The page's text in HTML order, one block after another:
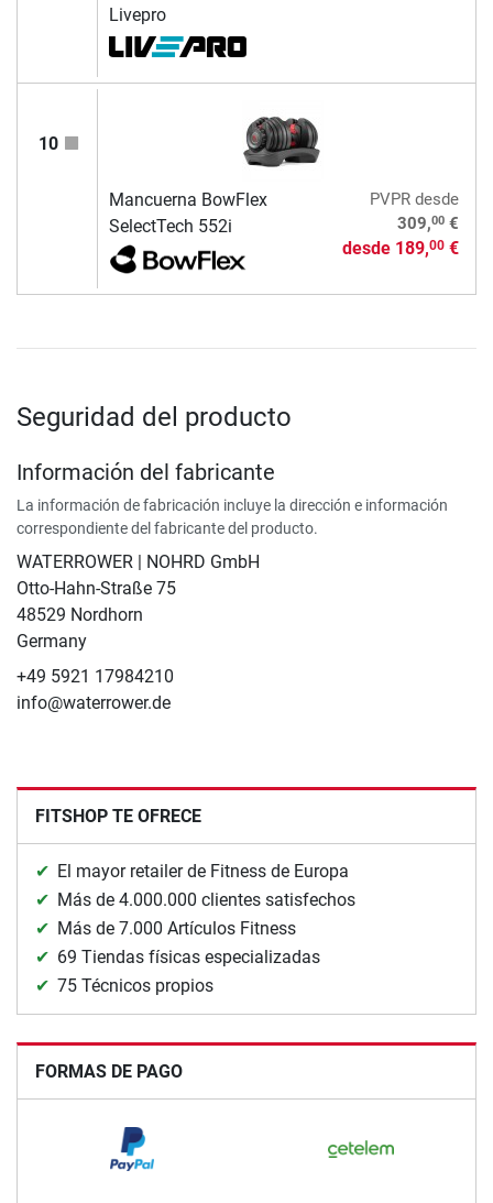
Livepro
10
Mancuerna BowFlex
SelectTech 552i
PVPRdesde
309,00€
desde 189,00€
Seguridad del producto
Información del fabricante
La información de fabricación incluye la dirección e información
correspondiente del fabricante del producto.
WATERROWER | NOHRD GmbH
Otto-Hahn-Straße 75
48529 Nordhorn
Germany
+49 5921 17984210
info@waterrower.de
FITSHOP TE OFRECE
El mayor retailer de Fitness de Europa
Más de 4.000.000 clientes satisfechos
Más de 7.000 Artículos Fitness
69 Tiendas físicas especializadas
75 Técnicos propios
FORMAS DE PAGO